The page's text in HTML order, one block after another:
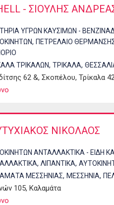
- ΣΙΟΥΛΗΣ
ΥΓΡΩΝ ΚΑΥΣΙΜΩΝ -
, ΠΕΤΡΕΛΑΙΟ
ΤΡΙΚΑΛΩΝ, ΤΡΙΚΑΛΑ,
62 &, Σκοπέλου, Τρίκαλα
ΝΙΚΟΛΑΟΣ
ΑΝΤΑΛΛΑΚΤΙΚΑ - ΕΙΔΗ
, ΛΙΠΑΝΤΙΚΑ,
ΜΕΣΣΗΝΙΑΣ, ΜΕΣΣΗΝΙΑ,
105, Καλαμάτα